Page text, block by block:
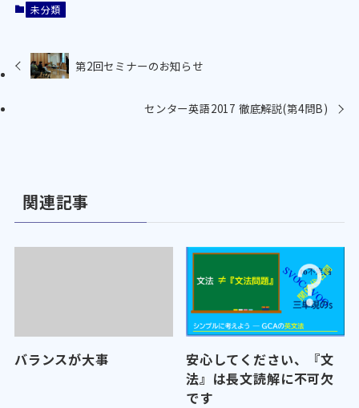
未分類
第2回セミナーのお知らせ
センター英語2017 徹底解説(第4問B)
関連記事
バランスが大事
安心してください、『文
法』は長文読解に不可欠
です